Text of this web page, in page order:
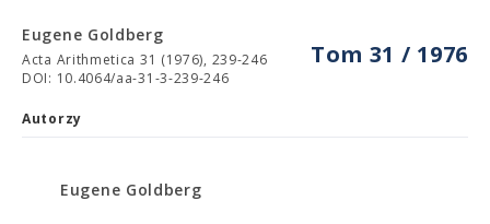
Tom 31 / 1976
Eugene Goldberg
Acta Arithmetica 31 (1976), 239-246
DOI: 10.4064/aa-31-3-239-246
Autorzy
Eugene Goldberg